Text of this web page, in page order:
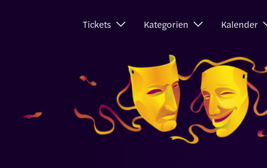
Tickets Kategorien Kalender